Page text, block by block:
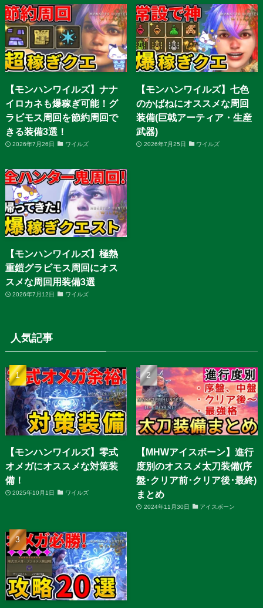
【モンハンワイルズ】ナナ
イロカネも爆稼ぎ可能！グ
ラビモス周回を節約周回で
きる装備3選！
2026年7月26日 ワイルズ
【モンハンワイルズ】七色
のかばねにオススメな周回
装備(巨戟アーティア・生産
武器)
2026年7月25日 ワイルズ
【モンハンワイルズ】極熱
重鎧グラビモス周回にオス
スメな周回用装備3選
2026年7月12日 ワイルズ
人気記事
【モンハンワイルズ】零式
オメガにオススメな対策装
備！
2025年10月1日 ワイルズ
【MHWアイスボーン】進行
度別のオススメ太刀装備(序
盤･クリア前･クリア後･最終)
まとめ
2024年11月30日 アイスボーン